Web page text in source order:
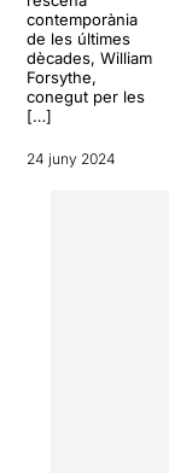
contemporània
de les últimes
dècades, William
Forsythe,
conegut per les
[…]
24 juny 2024